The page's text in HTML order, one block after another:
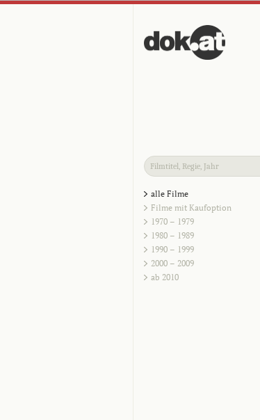
alle Filme
Filme mit Kaufoption
1970 – 1979
1980 – 1989
1990 – 1999
2000 – 2009
ab 2010